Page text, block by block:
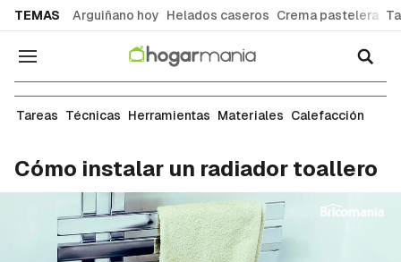
TEMAS Arguiñano hoy Helados caseros Crema pastelera
Navegación
Fontanería
Tareas Técnicas Herramientas Materiales Calefacción
Cómo instalar un radiador toallero